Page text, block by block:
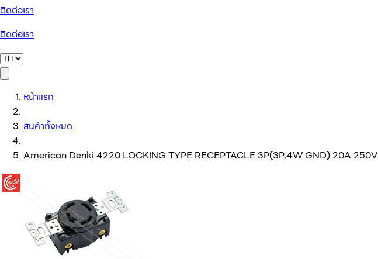
ติดต่อเรา
ติดต่อเรา
หน้าแรก
สินค้าทั้งหมด
American Denki 4220 LOCKING TYPE RECEPTACLE 3P(3P,4W GND) 20A 250V